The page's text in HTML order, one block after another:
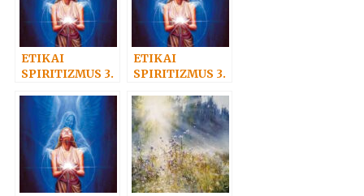
ETIKAI
SPIRITIZMUS 3.
ALÁZATOSSÁGR
ETIKAI
SPIRITIZMUS 3.
alázatosságról